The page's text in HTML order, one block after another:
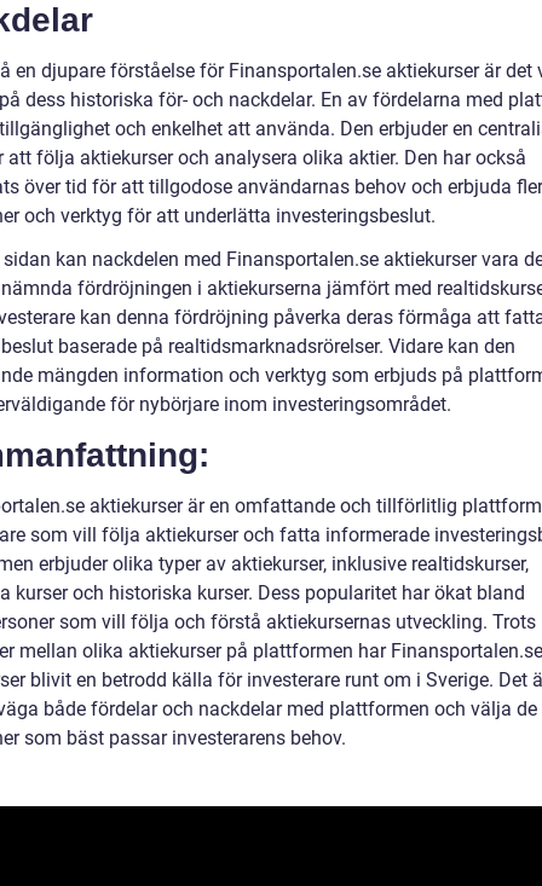
en djupare förståelse för Finansportalen.se aktiekurser är det
dess historiska för- och nackdelar. En av fördelarna med
och enkelhet att använda. Den erbjuder en
att följa aktiekurser och analysera olika aktier. Den har också
över tid för att tillgodose användarnas behov och erbjuda fler
och verktyg för att underlätta investeringsbeslut.
kan nackdelen med Finansportalen.se aktiekurser vara
fördröjningen i aktiekurserna jämfört med
kan denna fördröjning påverka deras förmåga att
baserade på realtidsmarknadsrörelser. Vidare kan den
mängden information och verktyg som erbjuds på
för nybörjare inom investeringsområdet.
aktiekurser är en omfattande och tillförlitlig
som vill följa aktiekurser och fatta informerade
erbjuder olika typer av aktiekurser, inklusive realtidskurser,
kurser och historiska kurser. Dess popularitet har ökat bland
som vill följa och förstå aktiekursernas utveckling. Trots
mellan olika aktiekurser på plattformen har Finansportalen.se
blivit en betrodd källa för investerare runt om i Sverige. Det
både fördelar och nackdelar med plattformen och välja de
som bäst passar investerarens behov.